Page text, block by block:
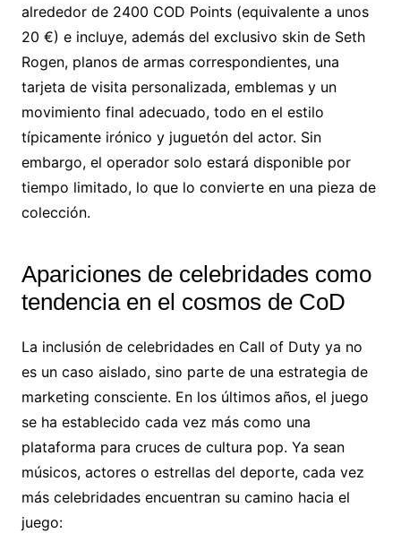
alrededor de 2400 COD Points (equivalente a unos
20 €) e incluye, además del exclusivo skin de Seth
Rogen, planos de armas correspondientes, una
tarjeta de visita personalizada, emblemas y un
movimiento final adecuado, todo en el estilo
típicamente irónico y juguetón del actor. Sin
embargo, el operador solo estará disponible por
tiempo limitado, lo que lo convierte en una pieza de
colección.
Apariciones de celebridades como
tendencia en el cosmos de CoD
La inclusión de celebridades en Call of Duty ya no
es un caso aislado, sino parte de una estrategia de
marketing consciente. En los últimos años, el juego
se ha establecido cada vez más como una
plataforma para cruces de cultura pop. Ya sean
músicos, actores o estrellas del deporte, cada vez
más celebridades encuentran su camino hacia el
juego: